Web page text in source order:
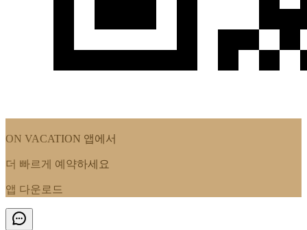
ON VACATION 앱에서
더 빠르게 예약하세요
앱 다운로드